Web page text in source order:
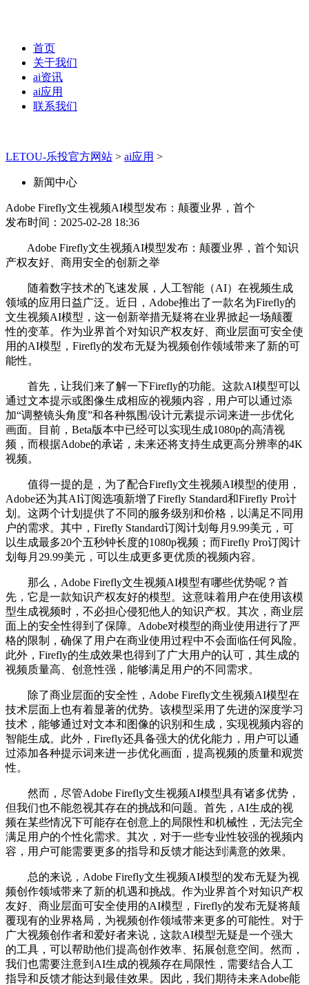
首页
关于我们
ai资讯
ai应用
联系我们
LETOU-乐投官方网站 > ai应用 >
新闻中心
Adobe Firefly文生视频AI模型发布：颠覆业界，首个
发布时间：2025-02-28 18:36
Adobe Firefly文生视频AI模型发布：颠覆业界，首个知识
产权友好、商用安全的创新之举
随着数字技术的飞速发展，人工智能（AI）在视频生成
领域的应用日益广泛。近日，Adobe推出了一款名为Firefly的
文生视频AI模型，这一创新举措无疑将在业界掀起一场颠覆
性的变革。作为业界首个对知识产权友好、商业层面可安全使
用的AI模型，Firefly的发布无疑为视频创作领域带来了新的可
能性。
首先，让我们来了解一下Firefly的功能。这款AI模型可以
通过文本提示或图像生成相应的视频内容，用户可以通过添
加“调整镜头角度”和各种氛围/设计元素提示词来进一步优化
画面。目前，Beta版本中已经可以实现生成1080p的高清视
频，而根据Adobe的承诺，未来还将支持生成更高分辨率的4K
视频。
值得一提的是，为了配合Firefly文生视频AI模型的使用，
Adobe还为其AI订阅选项新增了Firefly Standard和Firefly Pro计
划。这两个计划提供了不同的服务级别和价格，以满足不同用
户的需求。其中，Firefly Standard订阅计划每月9.99美元，可
以生成最多20个五秒钟长度的1080p视频；而Firefly Pro订阅计
划每月29.99美元，可以生成更多更优质的视频内容。
那么，Adobe Firefly文生视频AI模型有哪些优势呢？首
先，它是一款知识产权友好的模型。这意味着用户在使用该模
型生成视频时，不必担心侵犯他人的知识产权。其次，商业层
面上的安全性得到了保障。Adobe对模型的商业使用进行了严
格的限制，确保了用户在商业使用过程中不会面临任何风险。
此外，Firefly的生成效果也得到了广大用户的认可，其生成的
视频质量高、创意性强，能够满足用户的不同需求。
除了商业层面的安全性，Adobe Firefly文生视频AI模型在
技术层面上也有着显著的优势。该模型采用了先进的深度学习
技术，能够通过对文本和图像的识别和生成，实现视频内容的
智能生成。此外，Firefly还具备强大的优化能力，用户可以通
过添加各种提示词来进一步优化画面，提高视频的质量和观赏
性。
然而，尽管Adobe Firefly文生视频AI模型具有诸多优势，
但我们也不能忽视其存在的挑战和问题。首先，AI生成的视
频在某些情况下可能存在创意上的局限性和机械性，无法完全
满足用户的个性化需求。其次，对于一些专业性较强的视频内
容，用户可能需要更多的指导和反馈才能达到满意的效果。
总的来说，Adobe Firefly文生视频AI模型的发布无疑为视
频创作领域带来了新的机遇和挑战。作为业界首个对知识产权
友好、商业层面可安全使用的AI模型，Firefly的发布无疑将颠
覆现有的业界格局，为视频创作领域带来更多的可能性。对于
广大视频创作者和爱好者来说，这款AI模型无疑是一个强大
的工具，可以帮助他们提高创作效率、拓展创意空间。然而，
我们也需要注意到AI生成的视频存在局限性，需要结合人工
指导和反馈才能达到最佳效果。因此，我们期待未来Adobe能